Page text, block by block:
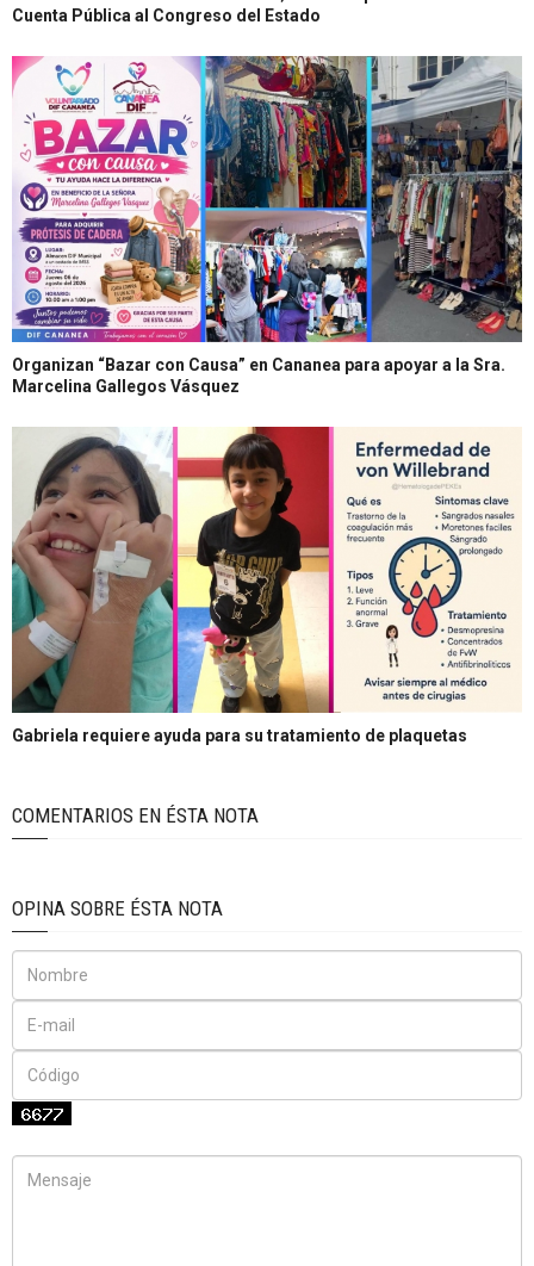
Cuenta Pública al Congreso del Estado
Organizan “Bazar con Causa” en Cananea para apoyar a la Sra.
Marcelina Gallegos Vásquez
Gabriela requiere ayuda para su tratamiento de plaquetas
COMENTARIOS EN ÉSTA NOTA
OPINA SOBRE ÉSTA NOTA